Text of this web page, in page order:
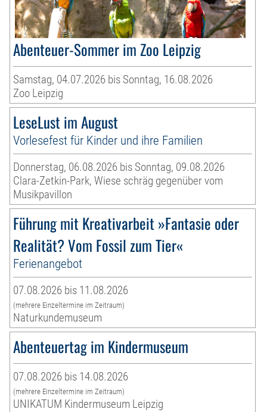
Abenteuer-Sommer im Zoo Leipzig
Samstag, 04.07.2026 bis Sonntag, 16.08.2026
Zoo Leipzig
LeseLust im August
Vorlesefest für Kinder und ihre Familien
Donnerstag, 06.08.2026 bis Sonntag, 09.08.2026
Clara-Zetkin-Park, Wiese schräg gegenüber vom
Musikpavillon
Führung mit Kreativarbeit »Fantasie oder
Realität? Vom Fossil zum Tier«
Ferienangebot
07.08.2026 bis 11.08.2026
(mehrere Einzeltermine im Zeitraum)
Naturkundemuseum
Abenteuertag im Kindermuseum
07.08.2026 bis 14.08.2026
(mehrere Einzeltermine im Zeitraum)
UNIKATUM Kindermuseum Leipzig